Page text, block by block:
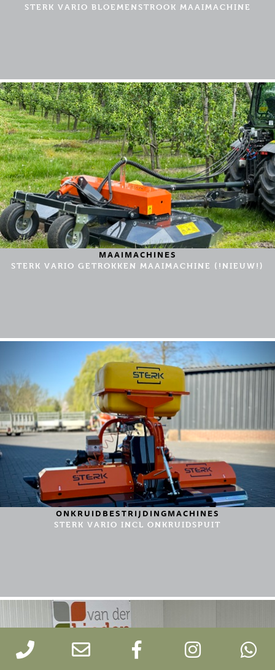
STERK VARIO BLOEMENSTROOK MAAIMACHINE
MAAIMACHINES
STERK VARIO GETROKKEN MAAIMACHINE (!NIEUW!)
ONKRUIDBESTRIJDINGMACHINES
STERK VARIO INCL ONKRUIDSPUIT